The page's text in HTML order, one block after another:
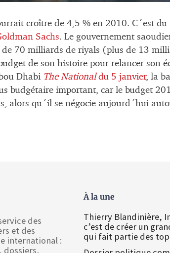
croître de 4,5 % en 2010. C´est du
Sachs. Le gouvernement
70 milliards de riyals (plus de 13
de son histoire pour relancer son
Dhabi The Nationaldu 5 janvier, la
budgétaire important, car le budget
alors qu´il se négocie aujourd´hui
des
et des
international :
dossiers,
À la une
Thierry Blandinière,
c’est de créer un
qui fait partie des top